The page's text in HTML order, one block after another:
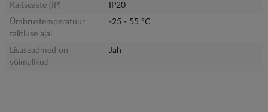
Kaitseaste (IP)
IP20
Ümbrustemperatuur
talitluse ajal
-25 - 55 °C
Lisaseadmed on
võimalikud
Jah